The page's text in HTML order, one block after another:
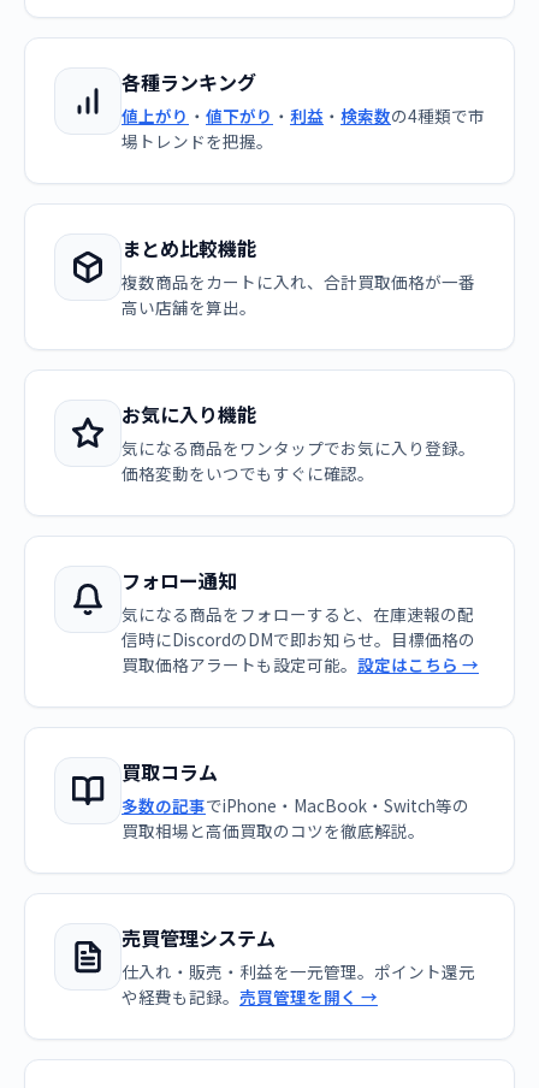
各種ランキング
値上がり ・ 値下がり ・ 利益 ・ 検索数の4種類で市
場トレンドを把握。
まとめ比較機能
複数商品をカートに入れ、合計買取価格が一番
高い店舗を算出。
お気に入り機能
気になる商品をワンタップでお気に入り登録。
価格変動をいつでもすぐに確認。
フォロー通知
気になる商品をフォローすると、在庫速報の配
信時にDiscordのDMで即お知らせ。目標価格の
買取価格アラートも設定可能。 設定はこちら →
買取コラム
多数の記事でiPhone・MacBook・Switch等の
買取相場と高価買取のコツを徹底解説。
売買管理システム
仕入れ・販売・利益を一元管理。ポイント還元
や経費も記録。 売買管理を開く →